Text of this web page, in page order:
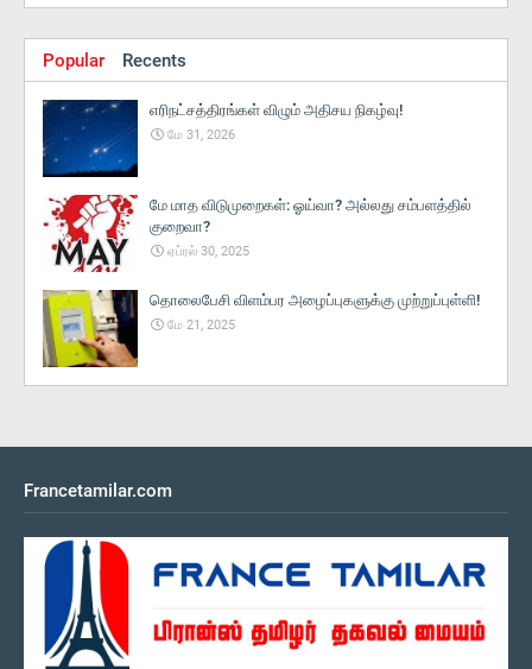
Popular Recents
எரிநட்சத்திரங்கள் விழும் அதிசய நிகழ்வு!
மே 31, 2026
மே மாத விடுமுறைகள்: ஓய்வா? அல்லது சம்பளத்தில்
குறைவா?
ஏப்ரல் 30, 2025
தொலைபேசி விளம்பர அழைப்புகளுக்கு முற்றுப்புள்ளி!
மே 21, 2025
Francetamilar.com